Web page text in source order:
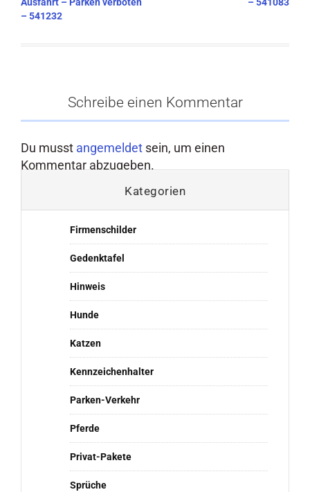
Ausfahrt – Parken verboten
– 541232
– 541083
Schreibe einen Kommentar
Du musst angemeldet sein, um einen
Kommentar abzugeben.
Kategorien
Firmenschilder
Gedenktafel
Hinweis
Hunde
Katzen
Kennzeichenhalter
Parken-Verkehr
Pferde
Privat-Pakete
Sprüche